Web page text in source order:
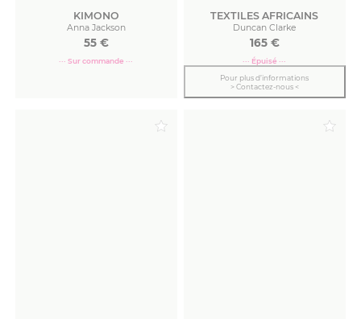
KIMONO
Anna Jackson
55 €
··· Sur commande ···
TEXTILES AFRICAINS
Duncan Clarke
165 €
··· Épuisé ···
Pour plus d’informations
> Contactez-nous <